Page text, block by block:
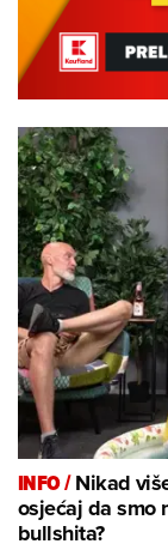
INFO /Nikad
osjećaj da smo
bullshita?